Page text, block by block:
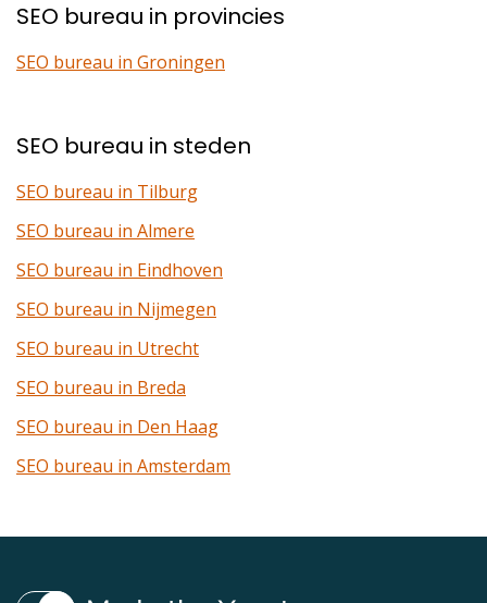
SEO bureau in provincies
SEO bureau in Groningen
SEO bureau in steden
SEO bureau in Tilburg
SEO bureau in Almere
SEO bureau in Eindhoven
SEO bureau in Nijmegen
SEO bureau in Utrecht
SEO bureau in Breda
SEO bureau in Den Haag
SEO bureau in Amsterdam